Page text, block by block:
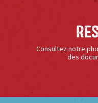
Consultez notre
des